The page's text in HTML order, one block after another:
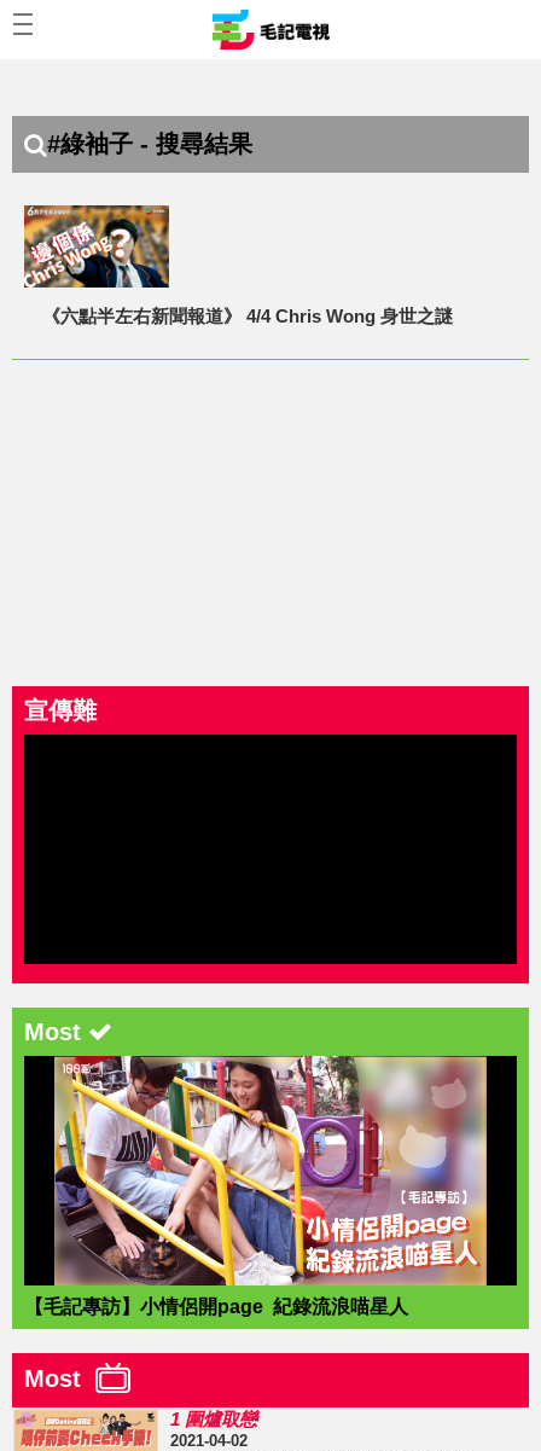
#綠袖子 - 搜尋結果
《六點半左右新聞報道》 4/4 Chris Wong 身世之謎
宣傳難
Most
【毛記專訪】小情侶開page 紀錄流浪喵星人
Most
1 圍爐取戀
2021-04-02